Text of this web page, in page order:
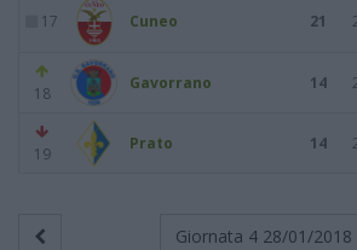
17 Cuneo 21
18
Gavorrano 14
19
Prato 14
Giornata 4 28/01/2018